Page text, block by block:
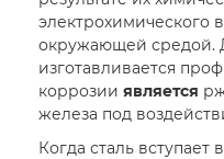
электрохимического
окружающей средой.
изготавливается
коррозии является
железа под
Когда сталь вступает